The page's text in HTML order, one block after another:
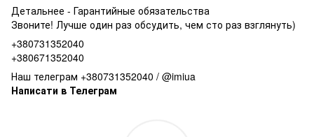
Детальнее - Гарантийные обязательства
Звоните! Лучше один раз обсудить, чем сто раз взглянуть)
+380731352040
+380671352040
Наш телеграм +380731352040 / @imiua
Написати в Телеграм